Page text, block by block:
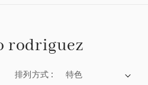
rodriguez
排列方式 :